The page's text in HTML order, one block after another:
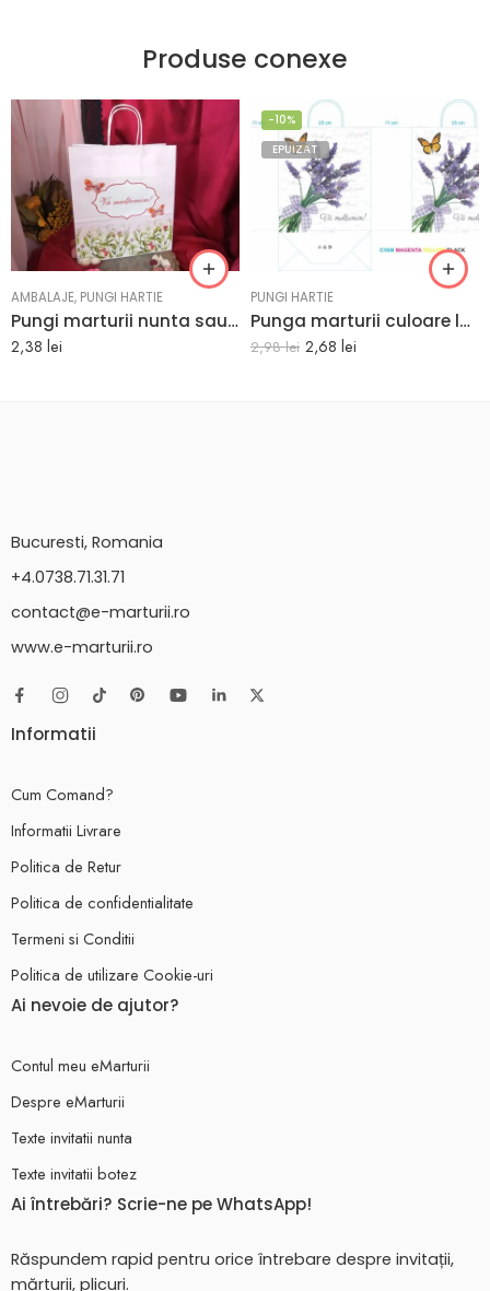
Produse conexe
AMBALAJE, PUNGI HARTIE
Pungi marturii nunta sau botez albe cu model floral 25 x 27 x 10 cm
2,38 lei
-10%
EPUIZAT
PUNGI HARTIE
Punga marturii culoare lavanda 25 x 11 x 28 cm
2,98lei 2,68 lei
Bucuresti, Romania
+4.0738.71.31.71
contact@e-marturii.ro
www.e-marturii.ro
Informatii
Cum Comand?
Informatii Livrare
Politica de Retur
Politica de confidentialitate
Termeni si Conditii
Politica de utilizare Cookie-uri
Ai nevoie de ajutor?
Contul meu eMarturii
Despre eMarturii
Texte invitatii nunta
Texte invitatii botez
Ai întrebări? Scrie-ne pe WhatsApp!
Răspundem rapid pentru orice întrebare despre invitații,
mărturii, plicuri.